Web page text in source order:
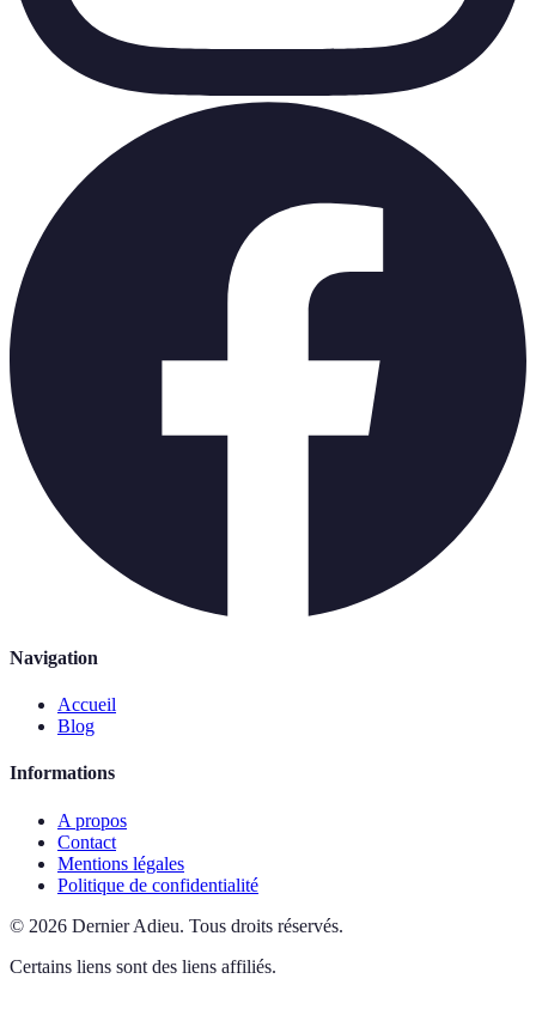
Navigation
Accueil
Blog
Informations
A propos
Contact
Mentions légales
Politique de confidentialité
© 2026 Dernier Adieu. Tous droits réservés.
Certains liens sont des liens affiliés.